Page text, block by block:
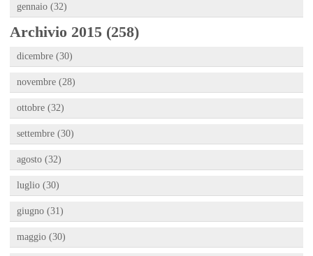
gennaio (32)
Archivio 2015 (258)
dicembre (30)
novembre (28)
ottobre (32)
settembre (30)
agosto (32)
luglio (30)
giugno (31)
maggio (30)